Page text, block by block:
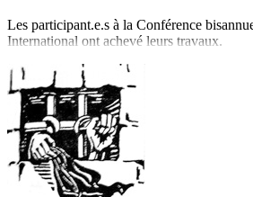
Les participant.e.s à la Conférence
International ont achevé leurs travaux.